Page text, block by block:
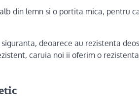
din lemn si o portita mica, pentru
deoarece au rezistenta
caruia noi ii oferim o